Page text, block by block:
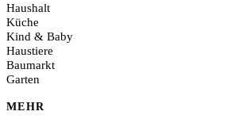
Haushalt
Küche
Kind & Baby
Haustiere
Baumarkt
Garten
MEHR